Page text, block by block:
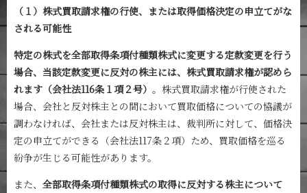
（１）株式買取請求権の行使、または取得価格決定の申立てがな
される可能性
特定の株式を全部取得条項付種類株式に変更する定款変更を行う
場合、当該定款変更に反対の株主には、株式買取請求権が認めら
れます（会社法116条１項２号） 。株式買取請求権が行使された
場合、会社と反対株主との間において買取価格についての協議が
調わなければ、会社または反対株主は、裁判所に対して、価格決
定の申立てができる（会社法117条２項）ため、買取価格を巡る
紛争が生じる可能性があります。
また、 全部取得条項付種類株式の取得に反対する株主について